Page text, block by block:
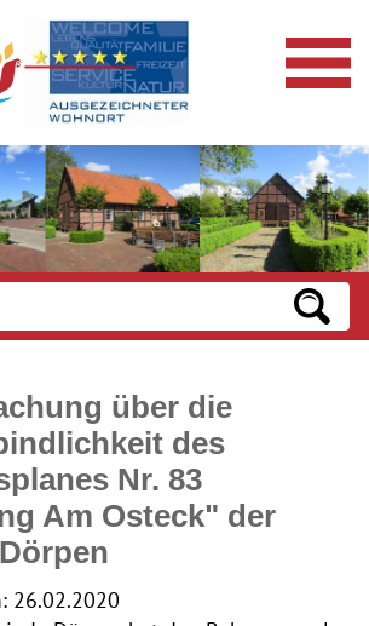
über die
des
Nr. 83
Am Osteck" der
26.02.2020